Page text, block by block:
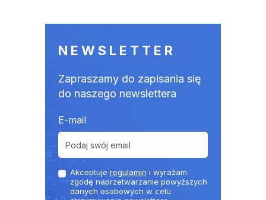
NEWSLETTER
Zapraszamy do zapisania się
do naszego newslettera
E-mail
Akceptuje regulamin i wyrażam
zgodę naprzetwarzanie powyższych
danych osobowych w celu